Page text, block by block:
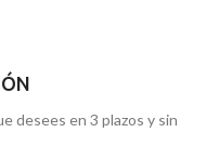
desees en 3 plazos y sin